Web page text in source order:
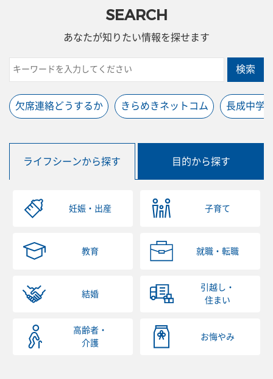
SEARCH
あなたが知りたい情報を探せます
検索
欠席連絡どうするか きらめきネットコム 長成中学
ライフシーンから探す 目的から探す
妊娠・出産 子育て
教育 就職・転職
結婚
引越し・
住まい
高齢者・
介護
お悔やみ